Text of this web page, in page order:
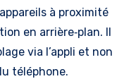
à proximité
en arrière‑plan. Il
via l’appli et non
téléphone.